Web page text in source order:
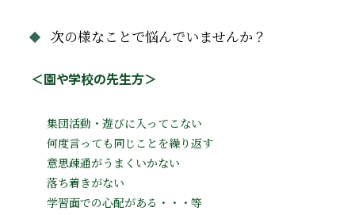
次の様なことで悩んでいませんか？
＜園や学校の先生方＞
集団活動・遊びに入ってこない
何度言っても同じことを繰り返す
意思疎通がうまくいかない
落ち着きがない
学習面での心配がある・・・等